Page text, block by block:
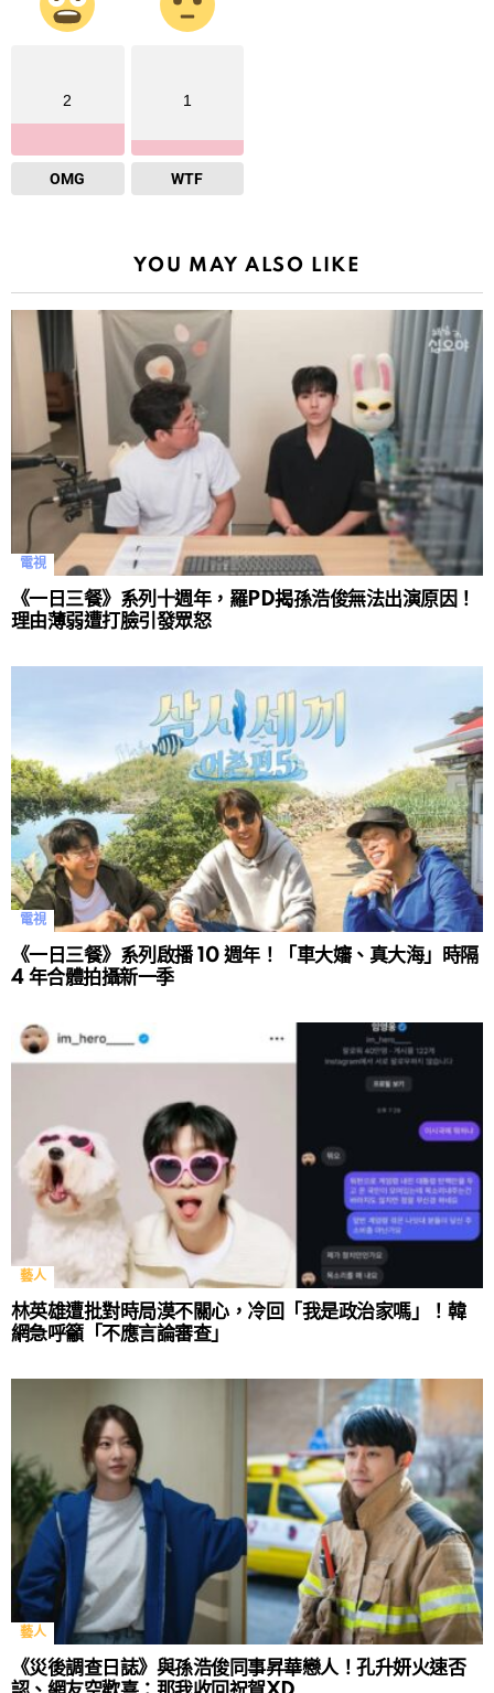
2
OMG
1
WTF
YOU MAY ALSO LIKE
電視
《一日三餐》系列十週年，羅PD揭孫浩俊無法出演原因！
理由薄弱遭打臉引發眾怒
電視
《一日三餐》系列啟播 10 週年！「車大嬸、真大海」時隔
4 年合體拍攝新一季
藝人
林英雄遭批對時局漠不關心，冷回「我是政治家嗎」！韓
網急呼籲「不應言論審查」
藝人
《災後調查日誌》與孫浩俊同事昇華戀人！孔升妍火速否